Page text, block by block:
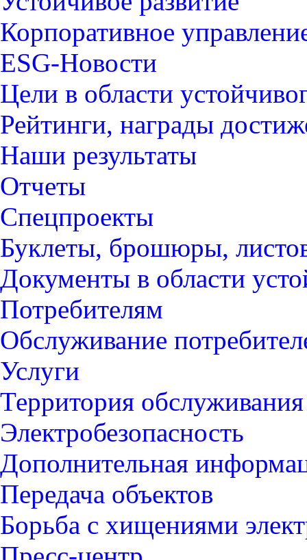
Корпоративное
ESG-Новости
Цели в области
Рейтинги, награды
Наши результаты
Отчеты
Спецпроекты
Буклеты, брошюры,
Документы в области
Потребителям
Обслуживание
Услуги
Территория обслуживания
Электробезопасность
Дополнительная
Передача объектов
Борьба с хищениями